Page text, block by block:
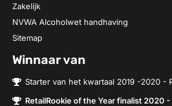
Zakelijk
NVWA Alcoholwet handhaving
Sitemap
Winnaar van
Starter van het kwartaal 2019 -2020 -
RetailRookie of the Year finalist 2020